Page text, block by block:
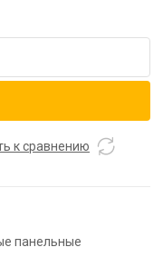
к сравнению
панельные